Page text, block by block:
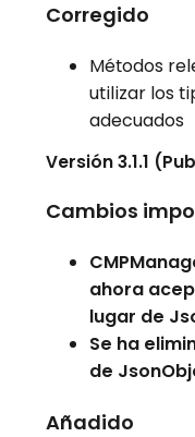
Corregido
Métodos
utilizar los
adecuados
Versión 3.1.1
Cambios
ahora
lugar de
Se ha
de
Añadido